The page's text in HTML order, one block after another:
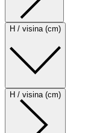
H / visina (cm)
H / visina (cm)